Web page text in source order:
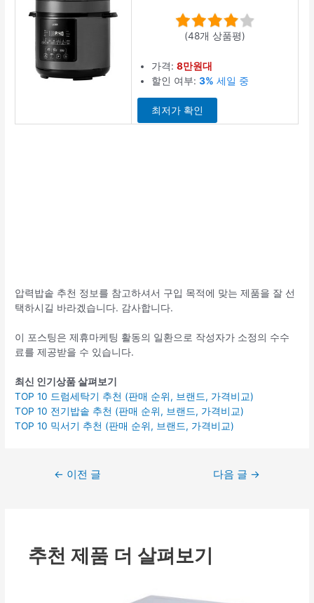
(48개 상품평)
가격:8만원대
할인 여부:3% 세일 중
최저가 확인
압력밥솥 추천 정보를 참고하셔서 구입 목적에 맞는 제품을 잘 선
택하시길 바라겠습니다. 감사합니다.
이 포스팅은 제휴마케팅 활동의 일환으로 작성자가 소정의 수수
료를 제공받을 수 있습니다.
최신 인기상품 살펴보기
TOP 10 드럼세탁기 추천 (판매 순위, 브랜드, 가격비교)
TOP 10 전기밥솥 추천 (판매 순위, 브랜드, 가격비교)
TOP 10 믹서기 추천 (판매 순위, 브랜드, 가격비교)
← 이전 글 다음 글 →
추천 제품 더 살펴보기